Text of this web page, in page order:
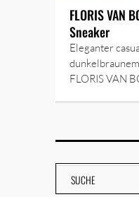
FLORIS VAN
Sneaker
Eleganter
FLORIS VAN